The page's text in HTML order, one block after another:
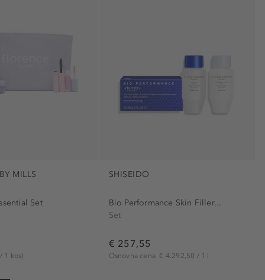
por (1)
(1)
MILLS
Set
1 kos)
SHISEIDO
Bio Performance Skin Filler...
Set
€ 257,55
Osnovna cena € 4.292,50 / 1 l